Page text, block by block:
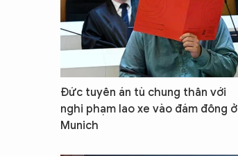
Đức tuyên án tù chung thân với
nghi phạm lao xe vào đám đông ở
Munich